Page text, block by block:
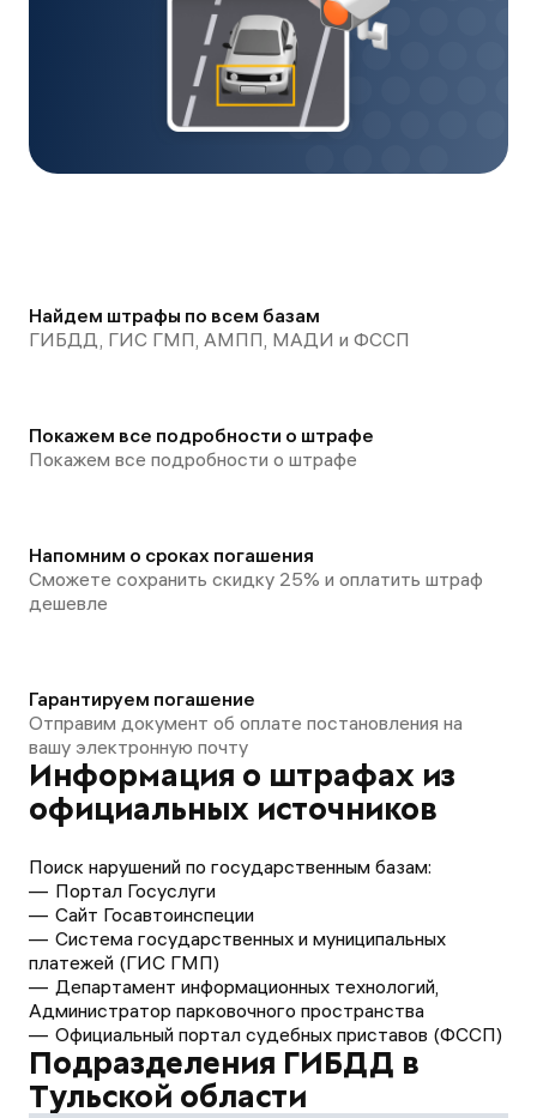
Найдем штрафы по всем базам
ГИБДД, ГИС ГМП, АМПП, МАДИ и ФССП
Покажем все подробности о штрафе
Покажем все подробности о штрафе
Напомним о сроках погашения
Сможете сохранить скидку 25% и оплатить штраф
дешевле
Гарантируем погашение
Отправим документ об оплате постановления на
вашу электронную почту
Информация о штрафах из
официальных источников
Поиск нарушений по государственным базам:
Портал Госуслуги
Сайт Госавтоинспеции
Система государственных и муниципальных
платежей (ГИС ГМП)
Департамент информационных технологий,
Администратор парковочного пространства
Официальный портал судебных приставов (ФССП)
Подразделения ГИБДД в
Тульской области